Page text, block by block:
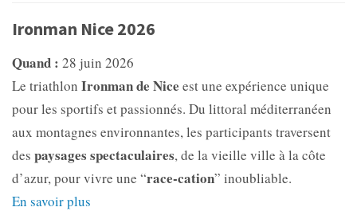
Ironman Nice 2026
Quand : 28 juin 2026
Le triathlon Ironman de Nice est une expérience unique
pour les sportifs et passionnés. Du littoral méditerranéen
aux montagnes environnantes, les participants traversent
des paysages spectaculaires, de la vieille ville à la côte
d’azur, pour vivre une “race-cation” inoubliable.
En savoir plus